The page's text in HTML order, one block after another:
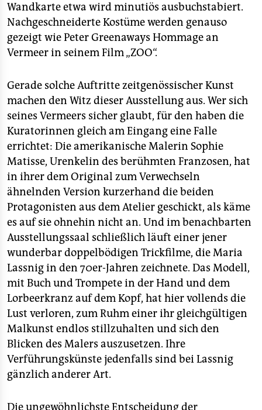
Wandkarte etwa wird minutiös ausbuchstabiert.
Nachgeschneiderte Kostüme werden genauso
gezeigt wie Peter Greenaways Hommage an
Vermeer in seinem Film „ZOO“.
Gerade solche Auftritte zeitgenössischer Kunst
machen den Witz dieser Ausstellung aus. Wer sich
seines Vermeers sicher glaubt, für den haben die
Kuratorinnen gleich am Eingang eine Falle
errichtet: Die amerikanische Malerin Sophie
Matisse, Urenkelin des berühmten Franzosen, hat
in ihrer dem Original zum Verwechseln
ähnelnden Version kurzerhand die beiden
Protagonisten aus dem Atelier geschickt, als käme
es auf sie ohnehin nicht an. Und im benachbarten
Ausstellungssaal schließlich läuft einer jener
wunderbar doppelbödigen Trickfilme, die Maria
Lassnig in den 70er-Jahren zeichnete. Das Modell,
mit Buch und Trompete in der Hand und dem
Lorbeerkranz auf dem Kopf, hat hier vollends die
Lust verloren, zum Ruhm einer ihr gleichgültigen
Malkunst endlos stillzuhalten und sich den
Blicken des Malers auszusetzen. Ihre
Verführungskünste jedenfalls sind bei Lassnig
gänzlich anderer Art.
Die ungewöhnlichste Entscheidung der